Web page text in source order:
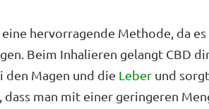
hervorragende Methode, da
Beim Inhalieren gelangt CBD
den Magen und die Leber und
man mit einer geringeren